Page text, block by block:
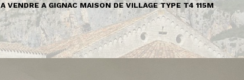
A VENDRE A GIGNAC MAISON DE VILLAGE TYPE T4 115M